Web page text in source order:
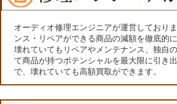
オーディオ修理エンジニアが運営しており
ンス・リペアができる商品の減額を徹底的に
壊れていてもリペアやメンテナンス、独自
て商品が持つポテンシャルを最大限に引き
で、壊れていても高額買取ができます。